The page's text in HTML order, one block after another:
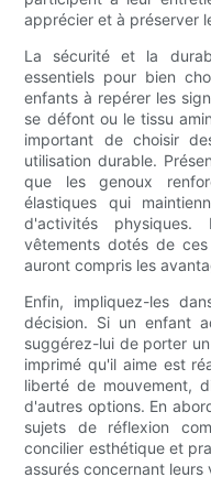
apprécier et à préserver
La sécurité et la
essentiels pour bien
enfants à repérer les
se défont ou le tissu
important de choisir
utilisation durable.
que les genoux
élastiques qui
d'activités physiques.
vêtements dotés de
auront compris les
Enfin, impliquez-les
décision. Si un enfant
suggérez-lui de porter
imprimé qu'il aime est
liberté de mouvement,
d'autres options. En
sujets de réflexion
concilier esthétique et
assurés concernant